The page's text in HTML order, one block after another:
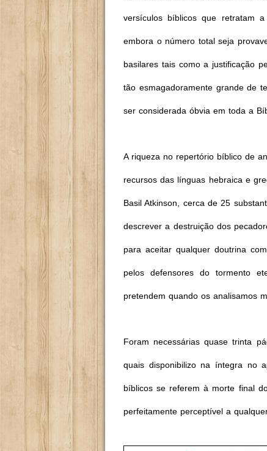
versículos bíblicos que retratam
embora o número total seja
basilares tais como a justificação
tão esmagadoramente grande de
ser considerada óbvia em toda a
A riqueza no repertório bíblico de
recursos das línguas hebraica e
Basil Atkinson, cerca de 25
descrever a destruição dos
para aceitar qualquer doutrina
pelos defensores do tormento
pretendem quando os analisamos
Foram necessárias quase trinta
quais disponibilizo na íntegra no
bíblicos se referem à morte final
perfeitamente perceptível a